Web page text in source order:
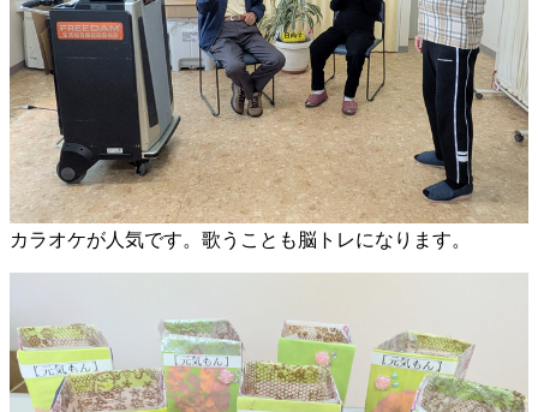
カラオケが人気です。歌うことも脳トレになります。